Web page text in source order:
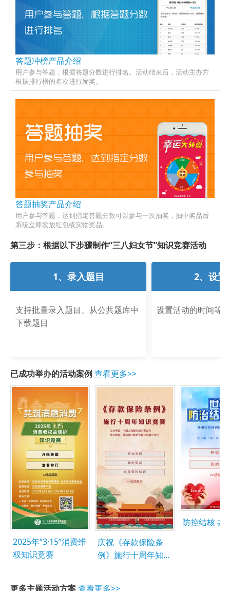
答题冲榜产品介绍
用户参与答题，根据答题分数进行排名。活动结束后，活动主办方
根据排行榜的名次进行发奖。
答题抽奖产品介绍
用户参与答题，达到指定答题分数可以参与一次抽奖，抽中奖品后
系统立即发放红包或实物奖品。
第三步：根据以下步骤制作“三八妇女节”知识竞赛活动
1、录入题目
支持批量录入题目、从公共题库中
下载题目
2、设置
设置活动的时间等
已成功举办的活动案例查看更多>>
2025年“3·15”消费维
权知识竞赛
庆祝《存款保险条
例》施行十周年知识
防控
更多主题活动方案查看更多>>